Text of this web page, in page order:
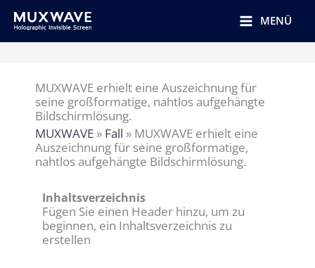
MENÜ
MUXWAVE erhielt eine Auszeichnung für
seine großformatige, nahtlos aufgehängte
Bildschirmlösung.
MUXWAVE » Fall » MUXWAVE erhielt eine
Auszeichnung für seine großformatige,
nahtlos aufgehängte Bildschirmlösung.
Inhaltsverzeichnis
Fügen Sie einen Header hinzu, um zu
beginnen, ein Inhaltsverzeichnis zu
erstellen